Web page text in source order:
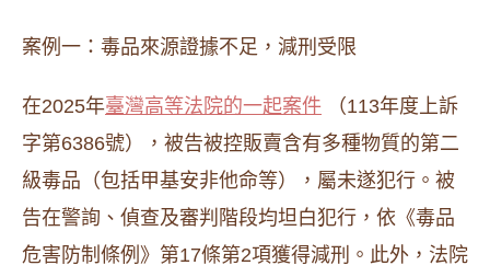
案例一：毒品來源證據不足，減刑受限
在2025年臺灣高等法院的一起案件 （113年度上訴
字第6386號），被告被控販賣含有多種物質的第二
級毒品（包括甲基安非他命等），屬未遂犯行。被
告在警詢、偵查及審判階段均坦白犯行，依《毒品
危害防制條例》第17條第2項獲得減刑。此外，法院